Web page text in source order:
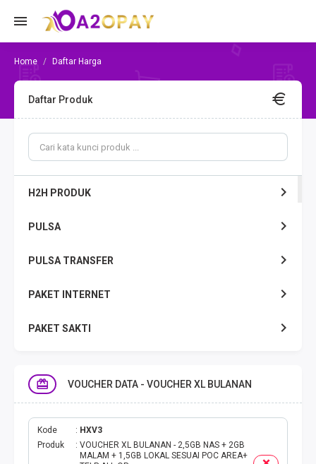
Daftar Harga
Daftar Produk
H2H PRODUK
PULSA
PULSA TRANSFER
PAKET INTERNET
PAKET SAKTI
EMONEY
PAKET SAKTI ALL OPT
VOUCHER DATA - VOUCHER XL BULANAN
Kode
HXV3
Produk
VOUCHER XL BULANAN - 2,5GB NAS + 2GB
MALAM + 1,5GB LOKAL SESUAI POC AREA+